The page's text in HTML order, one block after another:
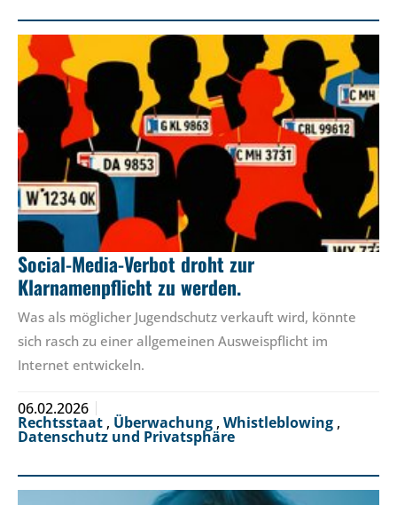
Social-Media-Verbot droht zur
Klarnamenpflicht zu werden.
Was als möglicher Jugendschutz verkauft wird, könnte
sich rasch zu einer allgemeinen Ausweispflicht im
Internet entwickeln.
06.02.2026
Rechtsstaat , Überwachung , Whistleblowing ,
Datenschutz und Privatsphäre